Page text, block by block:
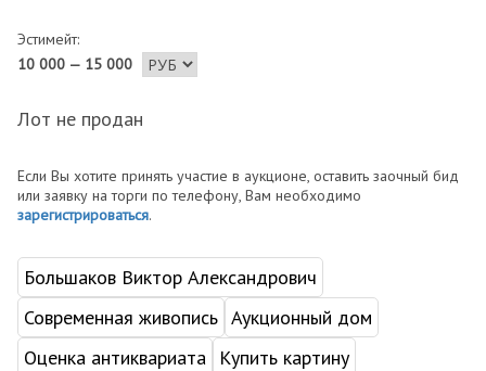
Эстимейт:
10 000 — 15 000
Лот не продан
Если Вы хотите принять участие в аукционе, оставить заочный бид
или заявку на торги по телефону, Вам необходимо
зарегистрироваться.
Большаков Виктор Александрович
Современная живопись Аукционный дом
Оценка антиквариата
Купить картину